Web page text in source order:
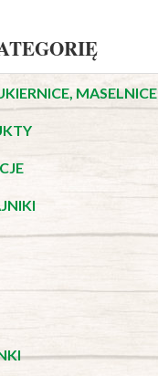
MASELNICE